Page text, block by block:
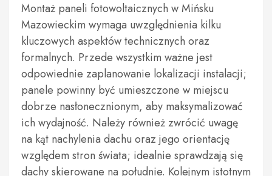
Montaż paneli fotowoltaicznych w Mińsku
Mazowieckim wymaga uwzględnienia kilku
kluczowych aspektów technicznych oraz
formalnych. Przede wszystkim ważne jest
odpowiednie zaplanowanie lokalizacji instalacji;
panele powinny być umieszczone w miejscu
dobrze nasłonecznionym, aby maksymalizować
ich wydajność. Należy również zwrócić uwagę
na kąt nachylenia dachu oraz jego orientację
względem stron świata; idealnie sprawdzają się
dachy skierowane na południe. Kolejnym istotnym